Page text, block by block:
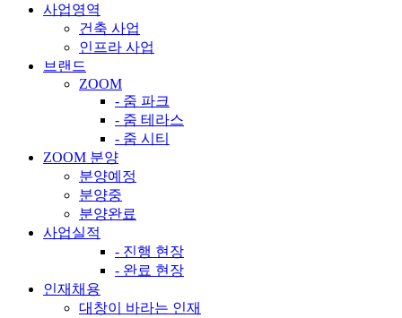
사업영역
건축 사업
인프라 사업
브랜드
ZOOM
- 줌 파크
- 줌 테라스
- 줌 시티
ZOOM 분양
분양예정
분양중
분양완료
사업실적
- 진행 현장
- 완료 현장
인재채용
대창이 바라는 인재